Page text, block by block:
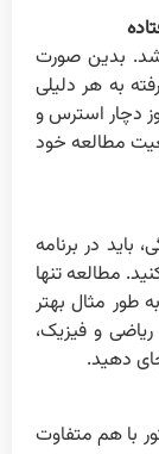
بدین صورت
به هر دلیلی
دچار استرس و
مطالعه خود
باید در برنامه
مطالعه تنها
طور مثال بهتر
و فیزیک،
دهید.
با هم متفاوت